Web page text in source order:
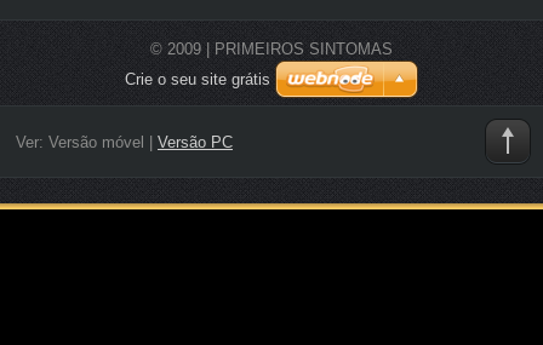
© 2009 | PRIMEIROS SINTOMAS
Crie o seu site grátis
Ver: Versão móvel Versão PC